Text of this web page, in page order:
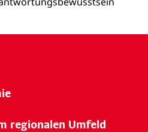
regionalen Umfeld